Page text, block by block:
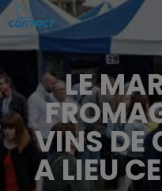
LE
VINS DE
A LIEU